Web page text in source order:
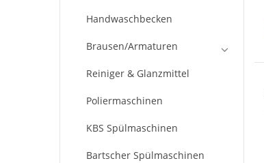
Handwaschbecken
Brausen/Armaturen
Reiniger & Glanzmittel
Poliermaschinen
KBS Spülmaschinen
Bartscher Spülmaschinen